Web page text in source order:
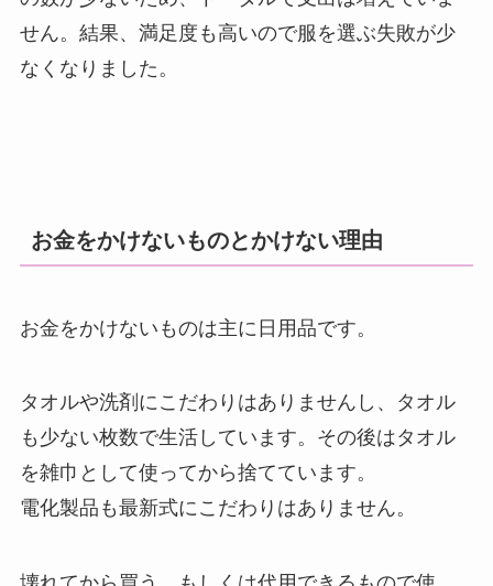
せん。結果、満足度も高いので服を選ぶ失敗が少
なくなりました。
お金をかけないものとかけない理由
お金をかけないものは主に日用品です。
タオルや洗剤にこだわりはありませんし、タオル
も少ない枚数で生活しています。その後はタオル
を雑巾として使ってから捨てています。
電化製品も最新式にこだわりはありません。